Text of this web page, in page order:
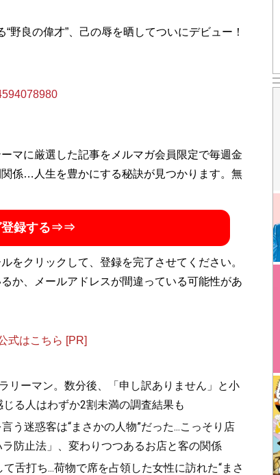
野良の偉才”、己の辱を晒してついにデビュー！
マに厳選した記事をメルマガ会員限定で毎週金
係…人生を豊かにする秘訣が見つかります。無
登録する⇒⇒
をクリックして、登録を完了させてください。
か、メールアドレスが間違っている可能性があ
式はこちら [PR]
リーマン。数分後、「申し訳ありません」と小
る人はわずか2割未満の調査結果も
迷惑客は“まさかの人物”だった...こっそり店
防止法」、変わりつつあるお店と客の関係
舌打ち...荷物で席を占領した女性に訪れた“まさ